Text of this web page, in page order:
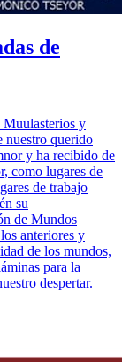
de
Muulasterios y
nuestro querido
y ha recibido de
como lugares de
de trabajo
su
de Mundos
anteriores y
de los mundos,
para la
despertar.